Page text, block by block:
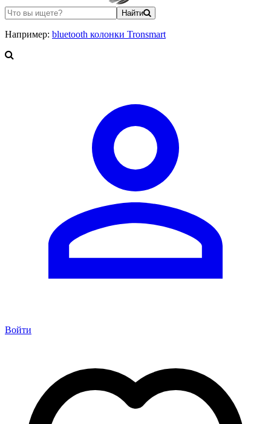
Найти
Например: bluetooth колонки Tronsmart
Войти